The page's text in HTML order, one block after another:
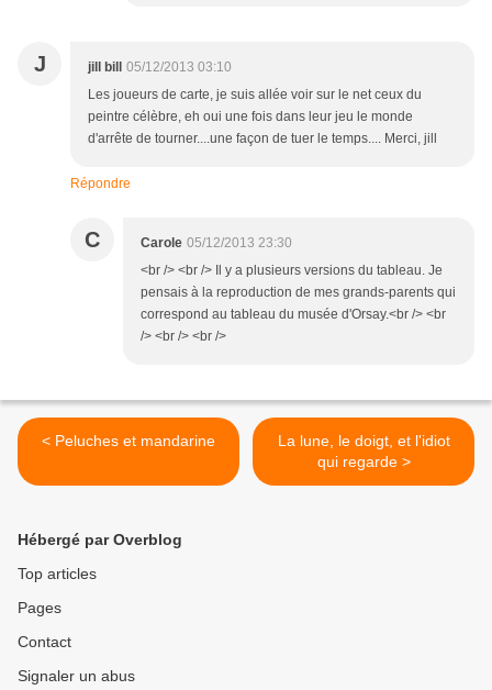
J jill bill
05/12/2013 03:10
Les joueurs de carte, je suis allée voir sur le net ceux du
peintre célèbre, eh oui une fois dans leur jeu le monde
d'arrête de tourner....une façon de tuer le temps.... Merci, jill
Répondre
C Carole 05/12/2013 23:30
<br /> <br /> Il y a plusieurs versions du tableau. Je
pensais à la reproduction de mes grands-parents qui
correspond au tableau du musée d'Orsay.<br /> <br
/> <br /> <br />
< Peluches et mandarine
La lune, le doigt, et l'idiot
qui regarde >
Hébergé par Overblog
Top articles
Pages
Contact
Signaler un abus